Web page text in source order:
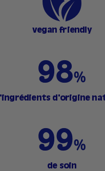
vegan friendly
d'origine
de soin